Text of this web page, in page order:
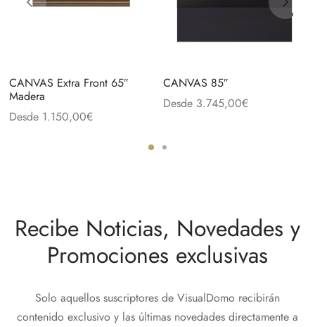
CANVAS Extra Front 65″
Madera
Desde 1.150,00€
CANVAS 85″
Desde 3.745,00€
Recibe Noticias, Novedades y
Promociones exclusivas
Solo aquellos suscriptores de VisualDomo recibirán
contenido exclusivo y las últimas novedades directamente a